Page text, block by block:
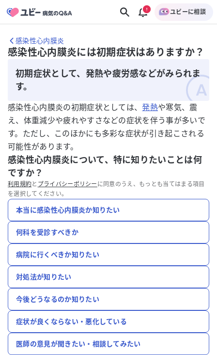
ユビーに相談
感染性心内膜炎
感染性心内膜炎には初期症状はありますか？
初期症状として、発熱や疲労感などがみられま
す。
感染性心内膜炎の初期症状としては、発熱や寒気、震
え、体重減少や疲れやすさなどの症状を伴う事が多いで
す。ただし、このほかにも多彩な症状が引き起こされる
可能性があります。
感染性心内膜炎について、特に知りたいことは何
ですか？
利用規約と プライバシーポリシー に同意のうえ、もっとも当てはまる項目
を選択してください。
本当に感染性心内膜炎か知りたい
何科を受診すべきか
病院に行くべきか知りたい
対処法が知りたい
今後どうなるのか知りたい
症状が良くならない・悪化している
医師の意見が聞きたい・相談してみたい